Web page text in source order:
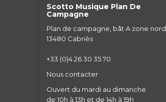
Scotto Musique Plan De
Campagne
Plan de campagne, bât A zone nord
13480 Cabriès
+33 (0)4 26 30 35 70
Nous contacter
Ouvert du mardi au dimanche
de 10h à 13h et de 14h à 19h